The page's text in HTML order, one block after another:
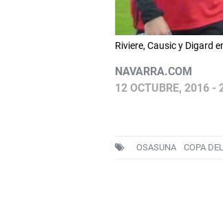
Riviere, Causic y Digard
NAVARRA.COM
12 OCTUBRE, 2016 -
OSASUNA COPA